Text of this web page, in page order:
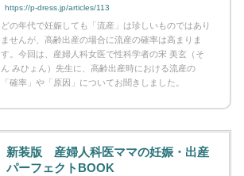
https://p-dress.jp/articles/113
どの年代で妊娠しても「流産」は珍しいものではあり
ませんが、高齢出産の場合に流産の確率は高まりま
す。今回は、産婦人科女医で性科学者の宋 美玄（そ
ん みひょん）先生に、高齢出産時における流産の
「確率」や「原因」についてお聞きしました。
新装版 産婦人科医ママの妊娠・出産
パーフェクトBOOK